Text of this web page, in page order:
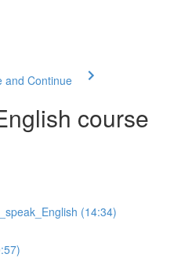
and Continue
course
(14:34)